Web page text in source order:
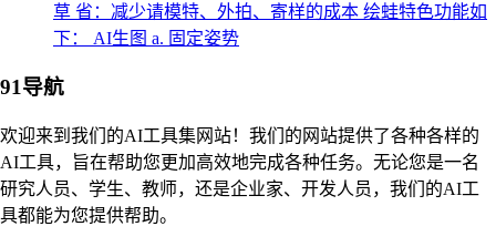
草 省：减少请模特、外拍、寄样的成本 绘蛙特色功能如
下： AI生图 a. 固定姿势
91导航
欢迎来到我们的AI工具集网站！我们的网站提供了各种各样的
AI工具，旨在帮助您更加高效地完成各种任务。无论您是一名
研究人员、学生、教师，还是企业家、开发人员，我们的AI工
具都能为您提供帮助。